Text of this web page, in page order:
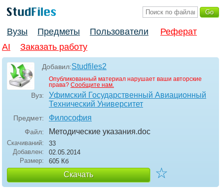
Вузы Предметы Пользователи
Реферат
AI
Заказать работу
Добавил:Studfiles2
Опубликованный материал нарушает ваши авторские
права? Сообщите нам.
Вуз:
Уфимский Государственный Авиационный
Технический Университет
Предмет: Философия
Файл: Методические указания.doc
Скачиваний:
33
Добавлен:
02.05.2014
Размер:
605 Кб
Скачать ☆